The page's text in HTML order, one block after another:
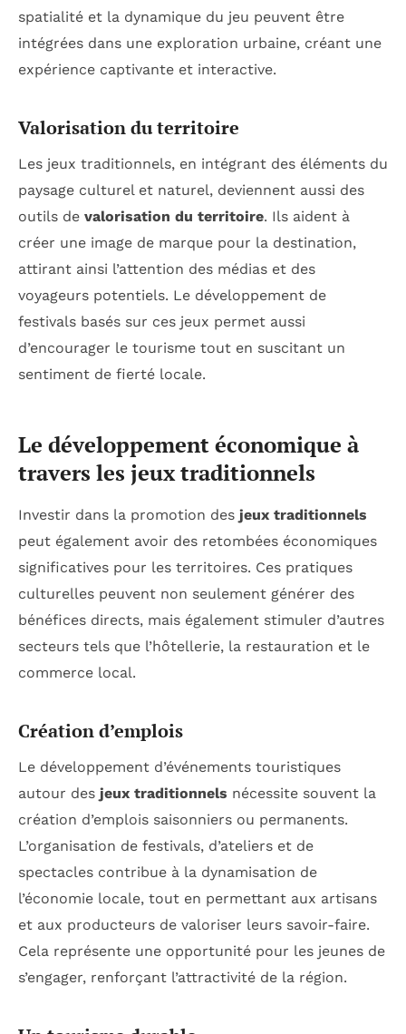
spatialité et la dynamique du jeu peuvent être
intégrées dans une exploration urbaine, créant une
expérience captivante et interactive.
Valorisation du territoire
Les jeux traditionnels, en intégrant des éléments du
paysage culturel et naturel, deviennent aussi des
outils de valorisation du territoire. Ils aident à
créer une image de marque pour la destination,
attirant ainsi l’attention des médias et des
voyageurs potentiels. Le développement de
festivals basés sur ces jeux permet aussi
d’encourager le tourisme tout en suscitant un
sentiment de fierté locale.
Le développement économique à
travers les jeux traditionnels
Investir dans la promotion des jeux traditionnels
peut également avoir des retombées économiques
significatives pour les territoires. Ces pratiques
culturelles peuvent non seulement générer des
bénéfices directs, mais également stimuler d’autres
secteurs tels que l’hôtellerie, la restauration et le
commerce local.
Création d’emplois
Le développement d’événements touristiques
autour des jeux traditionnels nécessite souvent la
création d’emplois saisonniers ou permanents.
L’organisation de festivals, d’ateliers et de
spectacles contribue à la dynamisation de
l’économie locale, tout en permettant aux artisans
et aux producteurs de valoriser leurs savoir-faire.
Cela représente une opportunité pour les jeunes de
s’engager, renforçant l’attractivité de la région.